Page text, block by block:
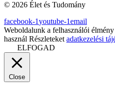
© 2026 Élet és Tudomány
facebook-1youtube-1email
Weboldalunk a felhasználói
használ Részleteket adatkezelési
ELFOGAD
Close